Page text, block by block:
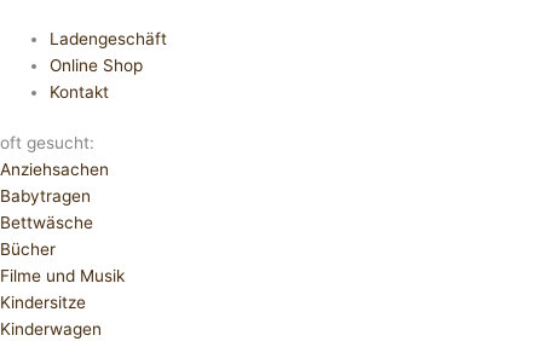
Ladengeschäft
Online Shop
Kontakt
oft gesucht:
Anziehsachen
Babytragen
Bettwäsche
Bücher
Filme und Musik
Kindersitze
Kinderwagen